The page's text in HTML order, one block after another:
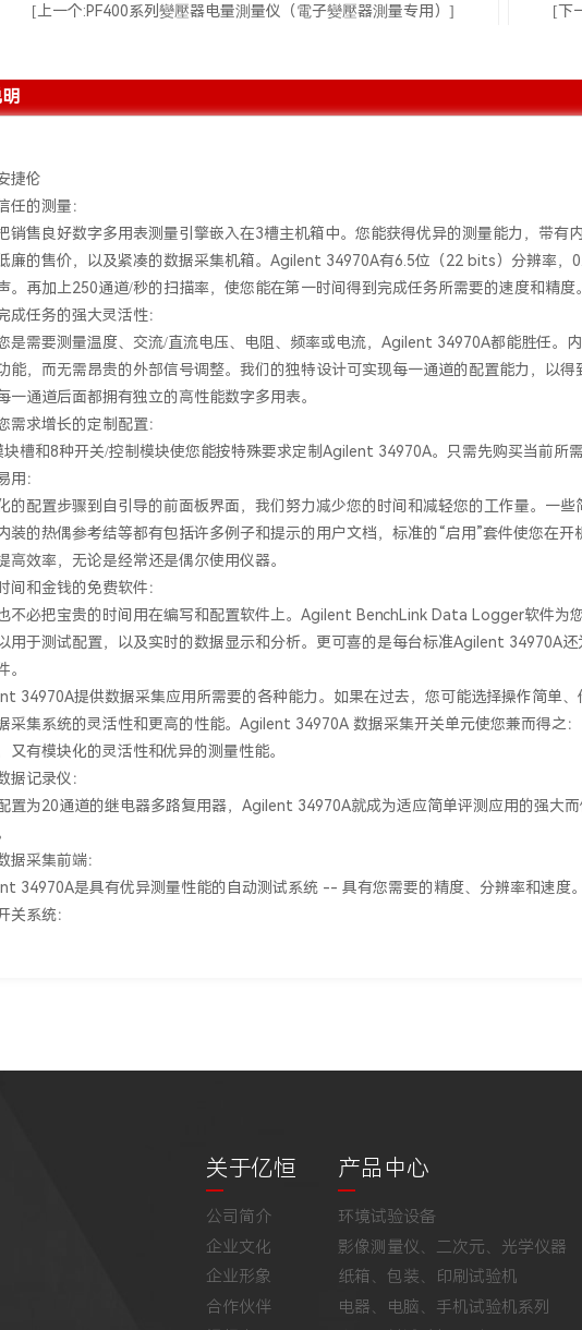
[上一个:PF400系列變壓器电量測量仪（電子變壓器測量专用）] [下
捷伦
任的测量：
销售良好数字多用表测量引擎嵌入在3槽主机箱中。您能获得优异的测量能力，带有
廉的售价，以及紧凑的数据采集机箱。Agilent 34970A有6.5位（22 bits）分辨率，
。再加上250通道/秒的扫描率，使您能在第一时间得到完成任务所需要的速度和精
成任务的强大灵活性：
是需要测量温度、交流/直流电压、电阻、频率或电流，Agilent 34970A都能胜任。
能，而无需昂贵的外部信号调整。我们的独特设计可实现每一通道的配置能力，以得
一通道后面都拥有独立的高性能数字多用表。
需求增长的定制配置：
块槽和8种开关/控制模块使您能按特殊要求定制Agilent 34970A。只需先购买当前所
用：
的配置步骤到自引导的前面板界面，我们努力减少您的时间和减轻您的工作量。一
装的热偶参考结等都有包括许多例子和提示的用户文档，标准的“启用”套件使您在
高效率，无论是经常还是偶尔使用仪器。
间和金钱的免费软件：
不必把宝贵的时间用在编写和配置软件上。Agilent BenchLink Data Logger软件
用于测试配置，以及实时的数据显示和分析。更可喜的是每台标准Agilent 34970A
。
34970A提供数据采集应用所需要的各种能力。如果在过去，您可能选择操作简单
采集系统的灵活性和更高的性能。Agilent 34970A 数据采集开关单元使您兼而得之
又有模块化的灵活性和优异的测量性能。
据记录仪：
置为20通道的继电器多路复用器，Agilent 34970A就成为适应简单评测应用的强大
据采集前端：
34970A是具有优异测量性能的自动测试系统 -- 具有您需要的精度、分辨率和速度。
关系统：
关于亿恒
公司简介
企业文化
企业形象
合作伙伴
产品中心
环境试验设备
影像测量仪、二次元、光学仪器
纸箱、包装、印刷试验机
电器、电脑、手机试验机系列